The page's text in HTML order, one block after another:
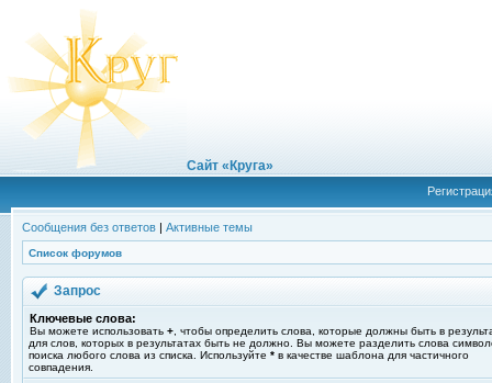
Сайт «Круга»
Сообщения без ответов | Активные темы
Список форумов
Запрос
Ключевые слова:
Вы можете использовать + , чтобы определить слова, которые должны быть в
для слов, которых в результатах быть не должно. Вы можете разделить слова
поиска любого слова из списка. Используйте * в качестве шаблона для частичного
совпадения.